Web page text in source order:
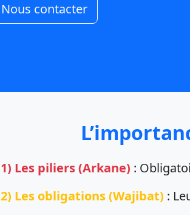
Nous contacter
1) Les piliers (Arkane) :
2) Les obligations (Wajibat) :